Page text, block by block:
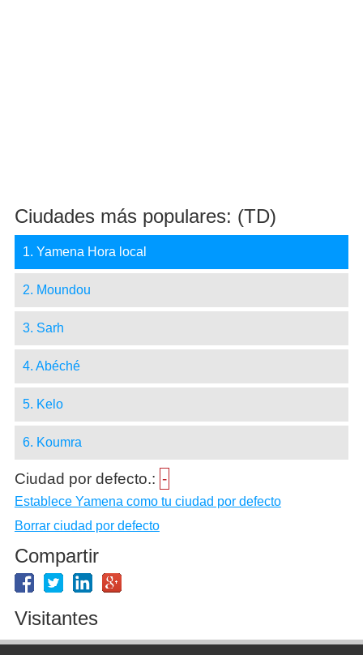
Ciudades más populares: (TD)
1. Yamena Hora local
2. Moundou
3. Sarh
4. Abéché
5. Kelo
6. Koumra
Ciudad por defecto.: -
Establece Yamena como tu ciudad por defecto
Borrar ciudad por defecto
Compartir
Visitantes